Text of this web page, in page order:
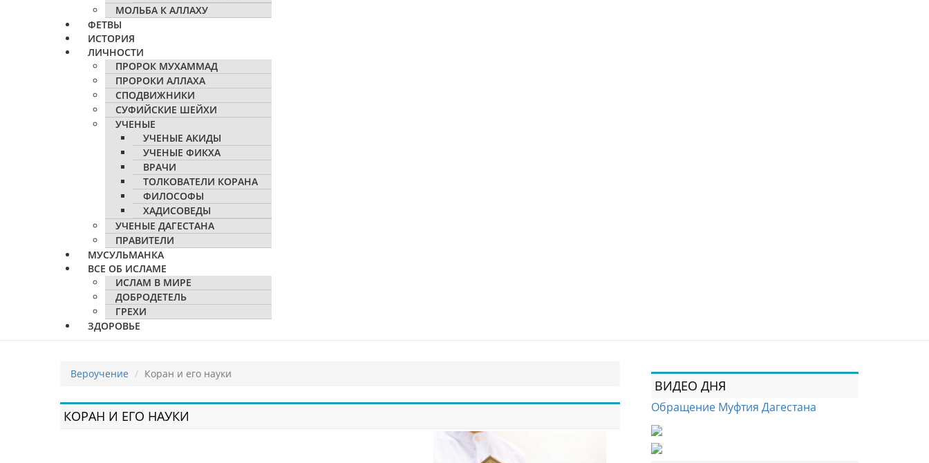
МОЛЬБА К АЛЛАХУ
ФЕТВЫ
ИСТОРИЯ
ЛИЧНОСТИ
ПРОРОК МУХАММАД
ПРОРОКИ АЛЛАХА
СПОДВИЖНИКИ
СУФИЙСКИЕ ШЕЙХИ
УЧЕНЫЕ
УЧЕНЫЕ АКИДЫ
УЧЕНЫЕ ФИКХА
ВРАЧИ
ТОЛКОВАТЕЛИ КОРАНА
ФИЛОСОФЫ
ХАДИСОВЕДЫ
УЧЕНЫЕ ДАГЕСТАНА
ПРАВИТЕЛИ
МУСУЛЬМАНКА
ВСЕ ОБ ИСЛАМЕ
ИСЛАМ В МИРЕ
ДОБРОДЕТЕЛЬ
ГРЕХИ
ЗДОРОВЬЕ
Вероучение Коран и его науки
КОРАН И ЕГО НАУКИ
ВИДЕО ДНЯ
Обращение Муфтия Дагестана